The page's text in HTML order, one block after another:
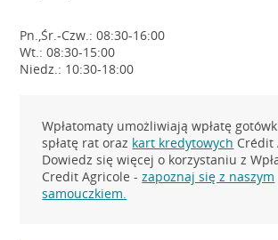
Pn.,Śr.-Czw.: 08:30-16:00
Wt.: 08:30-15:00
Niedz.: 10:30-18:00
Wpłatomaty umożliwiają wpłatę
spłatę rat oraz kart kredytowych Crédit
Dowiedz się więcej o korzystaniu z
Credit Agricole -zapoznaj się z naszym
samouczkiem.